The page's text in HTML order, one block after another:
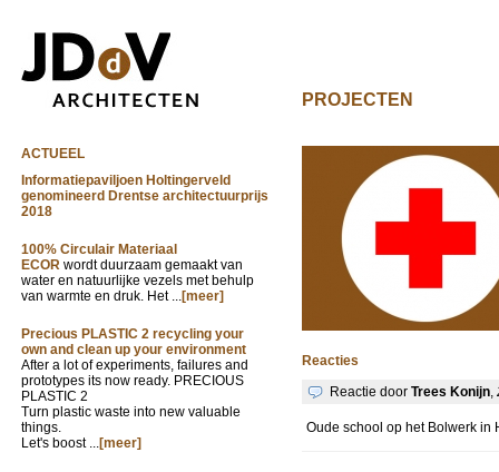
PROJECTEN
ACTUEEL
Informatiepaviljoen Holtingerveld
genomineerd Drentse architectuurprijs
2018
100% Circulair Materiaal
ECOR wordt duurzaam gemaakt van
water en natuurlijke vezels met behulp
van warmte en druk. Het ...[meer]
Precious PLASTIC 2 recycling your
own and clean up your environment
After a lot of experiments, failures and
prototypes its now ready. PRECIOUS
PLASTIC 2
Turn plastic waste into new valuable
things.
Let's boost ...[meer]
Reacties
Reactie door Trees Konijn,
Oude school op het Bolwerk in